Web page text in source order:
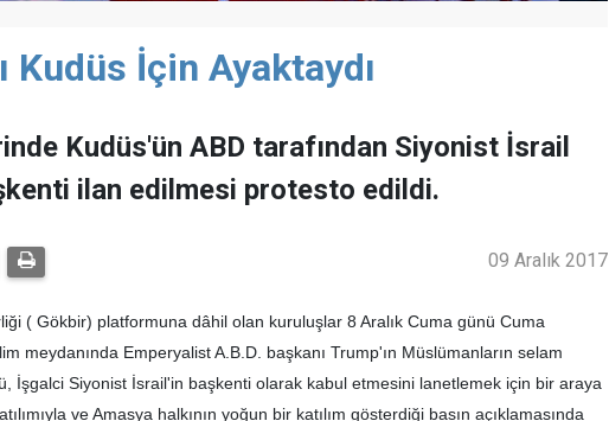
Kudüs İçin Ayaktaydı
Kudüs'ün ABD tarafından Siyonist İsrail
ilan edilmesi protesto edildi.
09 Aralık 2017
( Gökbir) platformuna dâhil olan kuruluşlar 8 Aralık Cuma günü Cuma
meydanında Emperyalist A.B.D. başkanı Trump'ın Müslümanların selam
İşgalci Siyonist İsrail'in başkenti olarak kabul etmesini lanetlemek için bir araya
ve Amasya halkının yoğun bir katılım gösterdiği basın açıklamasında